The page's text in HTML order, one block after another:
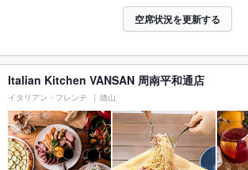
空席状況を更新する
Italian Kitchen VANSAN 周南平和通店
イタリアン・フレンチ 徳山